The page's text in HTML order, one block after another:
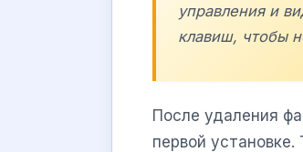
управления и
клавиш, чтобы
После удаления
первой